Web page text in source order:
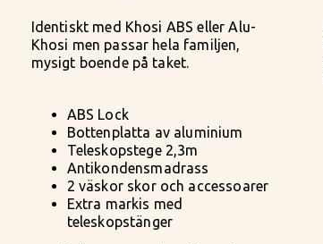
Identiskt med Khosi ABS eller Alu-
Khosi men passar hela familjen,
mysigt boende på taket.
ABS Lock
Bottenplatta av aluminium
Teleskopstege 2,3m
Antikondensmadrass
2 väskor skor och accessoarer
Extra markis med
teleskopstänger